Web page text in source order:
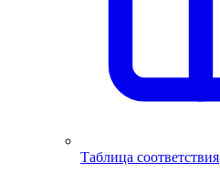
Таблица соответствия